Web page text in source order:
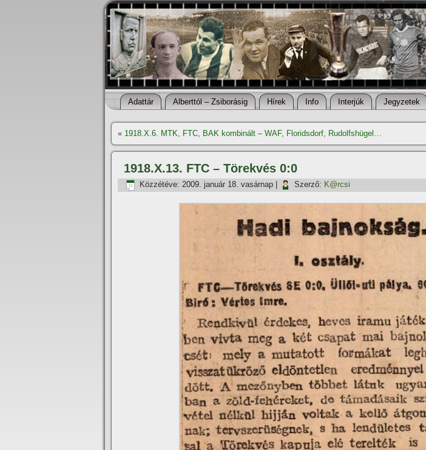
Adattár Alberttól – Zsiborásig Hí­rek Info Interjúk Jegyzetek
« 1918.X.6. MTK, FTC, BAK kombinált – WAF, Floridsdorf, Rudolfshügel…
1918.X.13. FTC – Törekvés 0:0
Közzétéve: 2009. január 18. vasárnap Szerző: K@rcsi